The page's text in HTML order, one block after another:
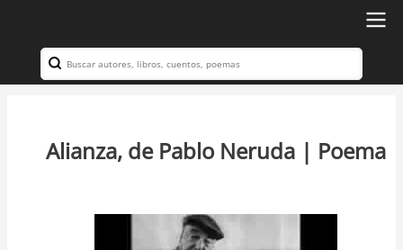
contenido
principal
Navegación
Search
Alianza, de Pablo Neruda | Poema
Video